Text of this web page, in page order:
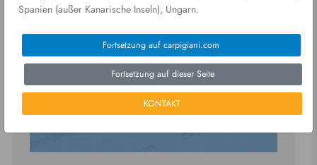
Spanien (außer Kanarische Inseln), Ungarn.
Fortsetzung auf carpigiani.com
Fortsetzung auf dieser Seite
KONTAKT